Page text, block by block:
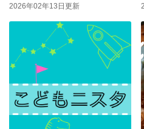
2026年02年13日更新